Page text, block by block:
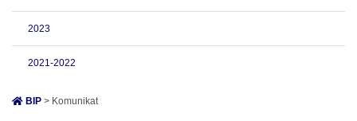
2023
2021-2022
BIP > Komunikat